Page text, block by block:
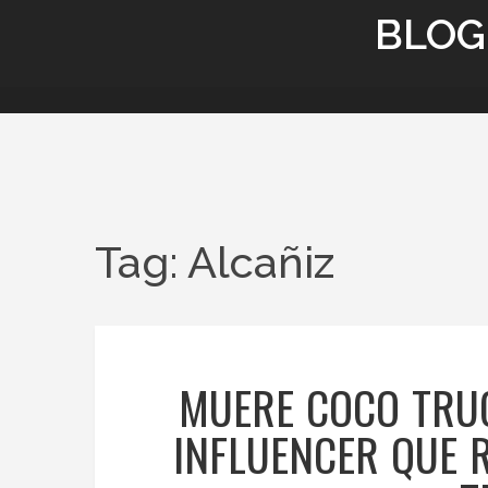
Tag: Alcañiz
MUERE COCO
INFLUENCER QUE